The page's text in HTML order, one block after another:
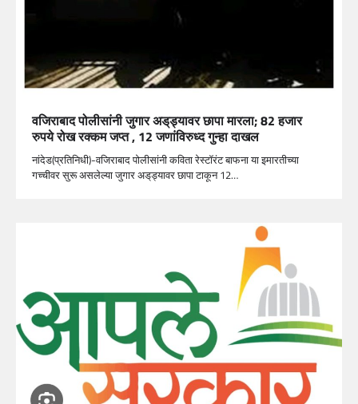
वजिराबाद पोलीसांनी जुगार अड्‌ड्यावर छापा मारला; 82 हजार
रुपये रोख रक्कम जप्त , 12 जणांविरुध्द गुन्हा दाखल
नांदेड(प्रतिनिधी)-वजिराबाद पोलीसांनी कविता रेस्टॉरंट बाफना या इमारतीच्या
गच्चीवर सुरू असलेल्या जुगार अड्‌ड्यावर छापा टाकून 12…